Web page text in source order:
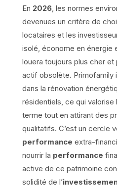
En 2026, les normes
devenues un critère de
locataires et les
isolé, économe en énergie
louera toujours plus cher et
actif obsolète. Primofamily
dans la rénovation
résidentiels, ce qui valorise
terme tout en attirant des
qualitatifs. C’est un cercle
performance extra-
nourrir la performance
active de ce patrimoine
solidité de l’